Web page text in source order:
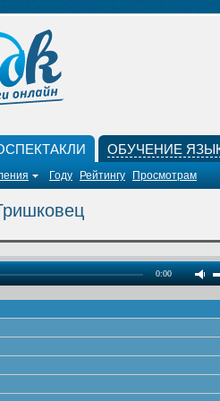
ОБУЧЕНИЕ
Году Рейтингу Просмотрам
0:00